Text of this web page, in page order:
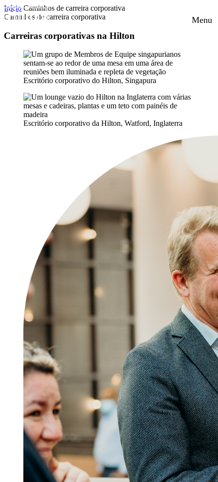
Menu
Início Caminhos de carreira corporativa
Caminhos de carreira corporativa
Carreiras corporativas na Hilton
Escritório corporativo do Hilton, Singapura
Escritório corporativo da Hilton, Watford, Inglaterra